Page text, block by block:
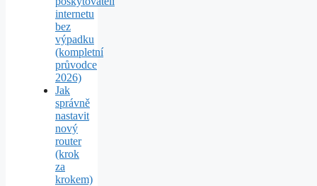
internetu
bez
výpadku
(kompletní
průvodce
2026)
Jak
správně
nastavit
nový
router
(krok
za
krokem)